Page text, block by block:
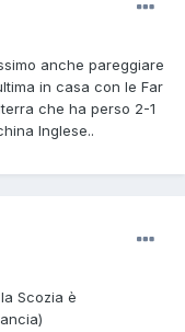
anche pareggiare
in casa con le Far
che ha perso 2-1
Inglese..
Scozia è